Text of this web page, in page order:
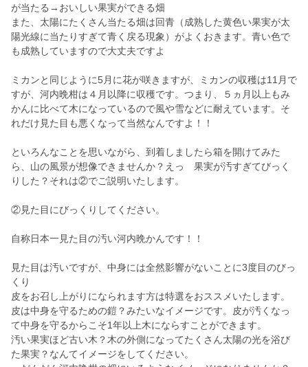
が当たる→おいしい果実ができる畑
また、太陽にたくさん当たる畑は回青（成熟した黄色い果実が太
陽光線に当たりすぎて青く戻る現象）がよくおきます。青い色で
も成熟していますので大丈夫ですよ
ミカンと同じように5月に花が咲きますが、ミカンの収穫は11月で
すが、河内晩柑は４月以降に収穫です。つまり、５ヵ月以上もみ
かんに比べて木になっているので風や雪などに耐えています。そ
れだけ見た目も悪くなって当然なんですよ！！
といろんなことを思いながら、到着しましたら箱を開けてみた
ら、山の風景が想像できませんか？えっ 果実が汚すぎてびっく
りした？それは②でご説明いたします。
②見た目にびっくりしてください。
自称日本一見た目の汚い河内晩かんです！！
見た目は汚いですが、中身には全然影響がないことに3度目のびっ
くり
皮をお召し上がりになられます方は特選をおススメいたします。
皮は中身を守るための鎧？みたいなイメージです。皮が汚くなっ
て中身を守るからこそ1年以上木にならすことができます。
汚い果実ほど古い木？木の外側になってたくさん太陽の光を浴び
た果実？なんてイメージをしてください。